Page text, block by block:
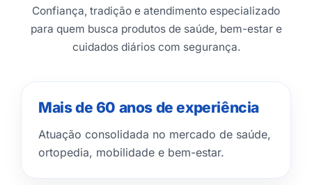
Confiança, tradição e atendimento especializado
para quem busca produtos de saúde, bem-estar e
cuidados diários com segurança.
Mais de 60 anos de experiência
Atuação consolidada no mercado de saúde,
ortopedia, mobilidade e bem-estar.